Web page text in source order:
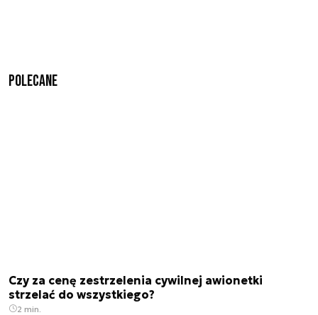
Polecane
Czy za cenę zestrzelenia cywilnej awionetki
strzelać do wszystkiego?
2 min.